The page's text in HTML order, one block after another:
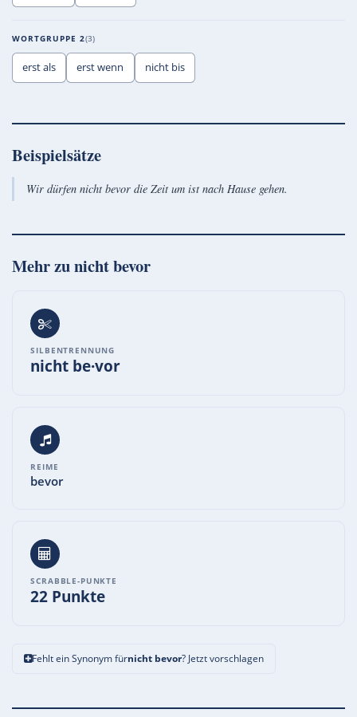
WORTGRUPPE 2 3
erst als erst wenn nicht bis
Beispielsätze
Wir dürfen nicht bevor die Zeit um ist nach Hause gehen.
Mehr zunicht bevor
SILBENTRENNUNG
nicht be·vor
REIME
bevor
SCRABBLE-PUNKTE
22 Punkte
Fehlt ein Synonym fürnicht bevor? Jetzt vorschlagen